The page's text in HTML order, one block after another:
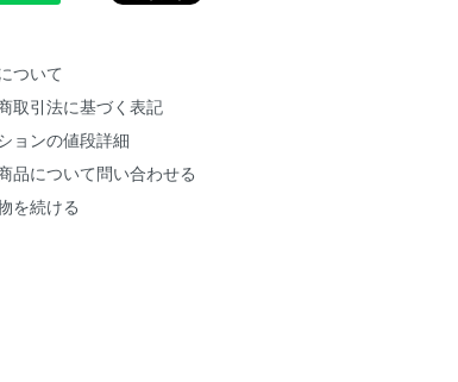
ついて
取引法に基づく表記
ョンの値段詳細
品について問い合わせる
を続ける